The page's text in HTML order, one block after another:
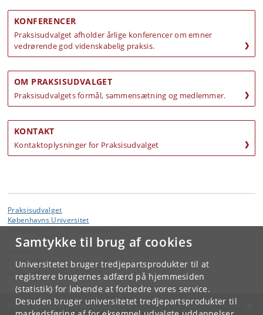
Samtykke til brug af cookies
Universitetet bruger tredjepartsprodukter til at
registrere brugernes adfærd på hjemmesiden
(statistik) for løbende at forbedre vores service.
Desuden bruger universitetet tredjepartsprodukter til
KONFERENCER
Praksisudvalget afholder årlige konferencer om emner
vedrørende god videnskabelig praksis.
OM PRAKSISUDVALGET
Praksisudvalgets formål, sammensætning og medlemmer.
KONTAKT
Kontaktoplysninger for Praksisudvalget
Praksisudvalget
Københavns Universitet
Praksisudvalget
.ku
KØBENHAVNS UNIVERSITET